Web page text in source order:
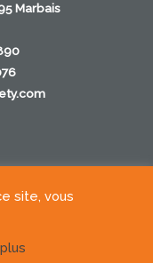
Marbais
site, vous